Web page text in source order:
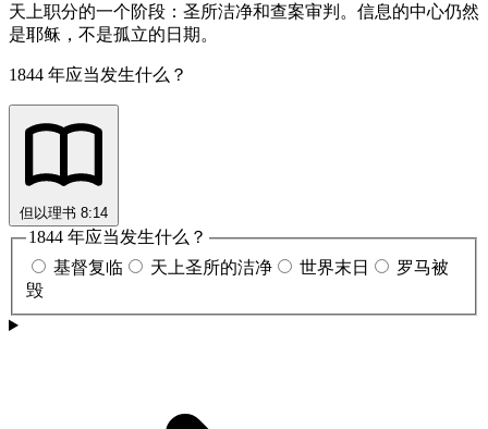
天上职分的一个阶段：圣所洁净和查案审判。信息的中心仍然
是耶稣，不是孤立的日期。
1844 年应当发生什么？
但以理书 8:14
1844 年应当发生什么？
基督复临
天上圣所的洁净 世界末日
罗马被
毁